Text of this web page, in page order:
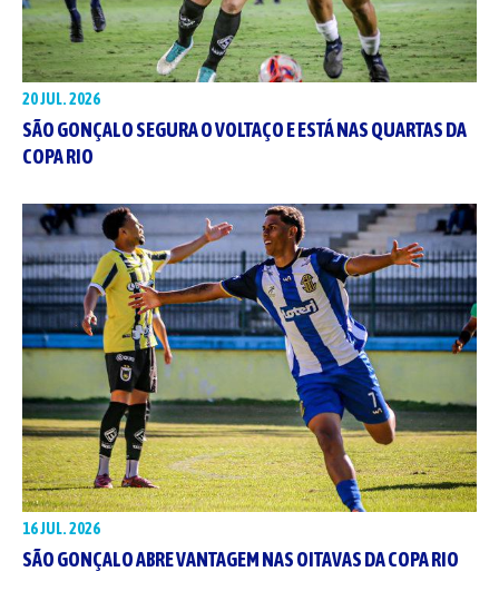
20 JUL. 2026
SÃO GONÇALO SEGURA O VOLTAÇO E ESTÁ NAS QUARTAS DA
COPA RIO
16 JUL. 2026
SÃO GONÇALO ABRE VANTAGEM NAS OITAVAS DA COPA RIO